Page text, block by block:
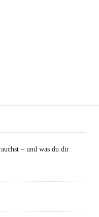
– und was du dir